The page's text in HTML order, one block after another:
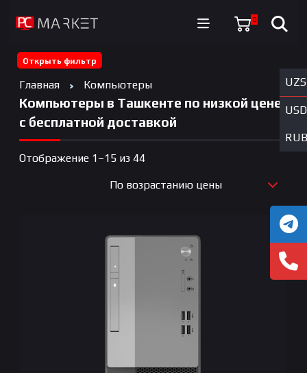
0
UZS
USD
RUB
Открыть фильтр
Главная Компьютеры
Компьютеры в Ташкенте по низкой цене
с бесплатной доставкой
Отображение 1–15 из 44Цены:
возрастанию
По возрастанию цены
По возрастанию цены
По убыванию цены